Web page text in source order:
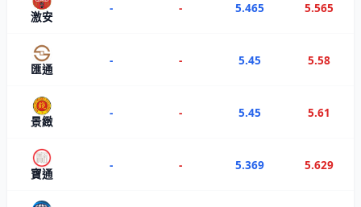
激安
- - 5.465 5.565
匯通
- - 5.45 5.58
景緻
- - 5.45 5.61
寶通
- - 5.369 5.629